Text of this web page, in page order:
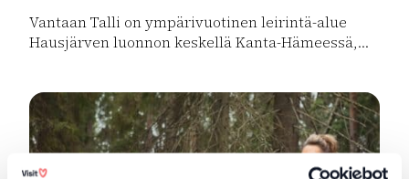
Vantaan Talli on ympärivuotinen leirintä-alue
Hausjärven luonnon keskellä Kanta-Hämeessä,...